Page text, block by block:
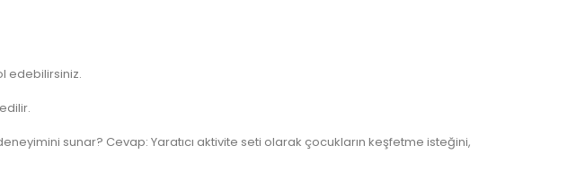
edebilirsiniz.
sunar? Cevap: Yaratıcı aktivite seti olarak çocukların keşfetme isteğini,